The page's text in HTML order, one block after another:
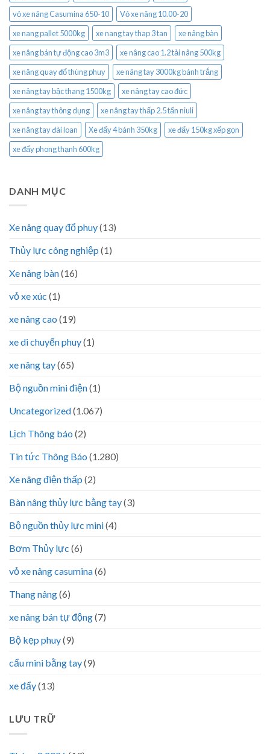
vỏ xe nâng Casumina 650-10
Vỏ xe nâng 10.00-20
xe nang pallet 5000kg
xe nang tay thap 3 tan
xe nâng bàn
xe nâng bán tự động cao 3m3
xe nâng cao 1.2 tải nâng 500kg
xe nâng quay đổ thùng phuy
xe nâng tay 3000kg bánh trắng
xe nâng tay bậc thang 1500kg
xe nâng tay cao đức
xe nâng tay thông dụng
xe nâng tay thấp 2.5 tấn niuli
xe nâng tay đài loan
Xe đẩy 4 bánh 350kg
xe đẩy 150kg xếp gọn
xe đẩy phong thạnh 600kg
DANH MỤC
Xe nâng quay đổ phuy(13)
Thủy lực công nghiệp (1)
Xe nâng bàn(16)
vỏ xe xúc (1)
xe nâng cao (19)
xe di chuyển phuy(1)
xe nâng tay(65)
Bộ nguồn mini điện(1)
Uncategorized(1.067)
Lịch Thông báo (2)
Tin tức Thông Báo (1.280)
Xe nâng điện thấp (2)
Bàn nâng thủy lực bằng tay(3)
Bộ nguồn thủy lực mini(4)
Bơm Thủy lực (6)
vỏ xe nâng casumina(6)
Thang nâng(6)
xe nâng bán tự động(7)
Bộ kẹp phuy(9)
cẩu mini bằng tay(9)
xe đẩy(13)
LƯU TRỮ